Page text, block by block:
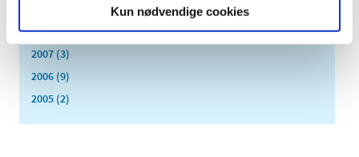
Kun nødvendige cookies
2008 (8)
2007 (3)
2006 (9)
2005 (2)